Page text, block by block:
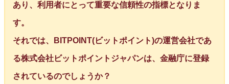
あり、利用者にとって重要な信頼性の指標となりま
す。
それでは、BITPOINT(ビットポイント)の運営会社であ
る株式会社ビットポイントジャパンは、金融庁に登録
されているのでしょうか？